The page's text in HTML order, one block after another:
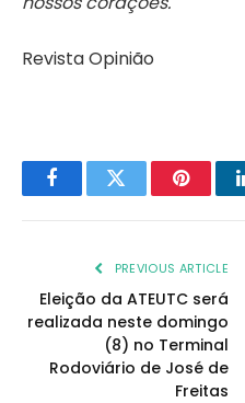
Revista Opinião
FacebookTwitter
PREVIOUS ARTICLE
Eleição da ATEUTC será
realizada neste domingo
(8) no Terminal
Rodoviário de José de
Freitas